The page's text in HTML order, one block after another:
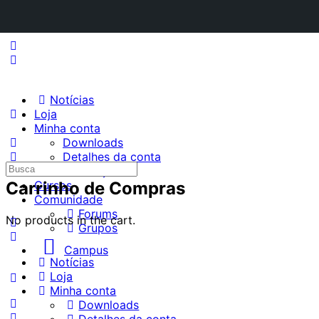
Notícias
Loja
Minha conta
Downloads
Detalhes da conta
Cursos
Comunidade
Forums
Grupos
Campus
Carrinho de Compras
No products in the cart.
Procurar
por:
Notícias
Loja
Minha conta
Downloads